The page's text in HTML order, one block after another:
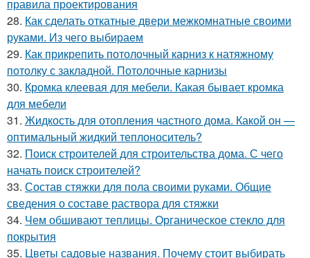
правила проектирования
28. Как сделать откатные двери межкомнатные своими
руками. Из чего выбираем
29. Как прикрепить потолочный карниз к натяжному
потолку с закладной. Потолочные карнизы
30. Кромка клеевая для мебели. Какая бывает кромка
для мебели
31. Жидкость для отопления частного дома. Какой он —
оптимальный жидкий теплоноситель?
32. Поиск строителей для строительства дома. С чего
начать поиск строителей?
33. Состав стяжки для пола своими руками. Общие
сведения о составе раствора для стяжки
34. Чем обшивают теплицы. Органическое стекло для
покрытия
35. Цветы садовые названия. Почему стоит выбирать